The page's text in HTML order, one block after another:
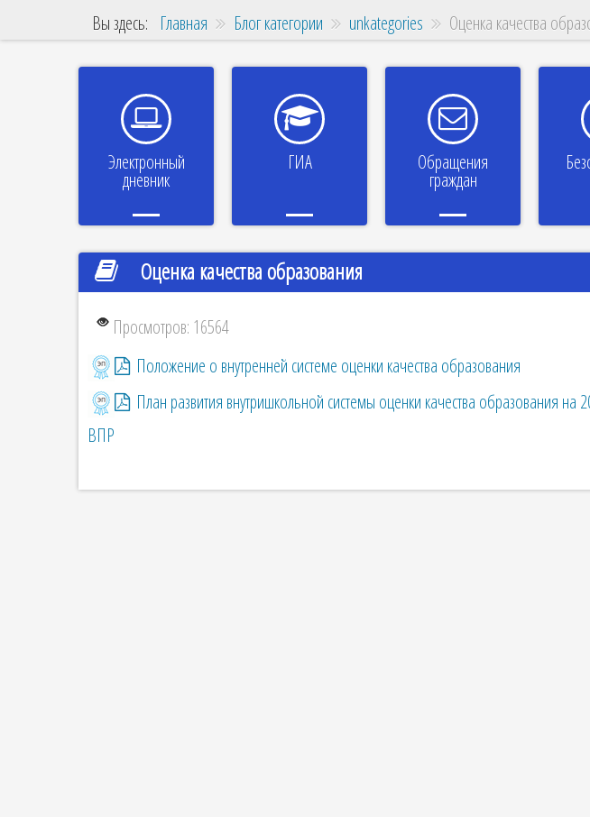
Вы здесь: Главная Блог категории unkategories Оценка качества
Электронный
дневник
ГИА Обращения
граждан
Оценка качества образования
Просмотров: 16564
Положение о внутренней системе оценки качества образования
План развития внутришкольной системы оценки качества образования на
ВПР